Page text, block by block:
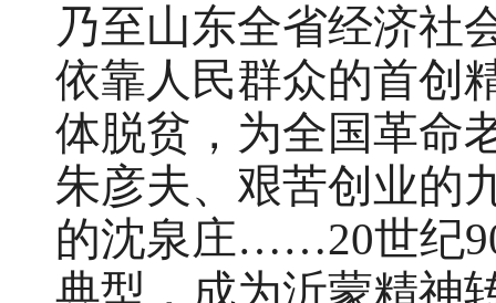
乃至山东全省经济社
依靠人民群众的首创
体脱贫，为全国革命
朱彦夫、艰苦创业的
的沈泉庄……20世纪
典型，成为沂蒙精神